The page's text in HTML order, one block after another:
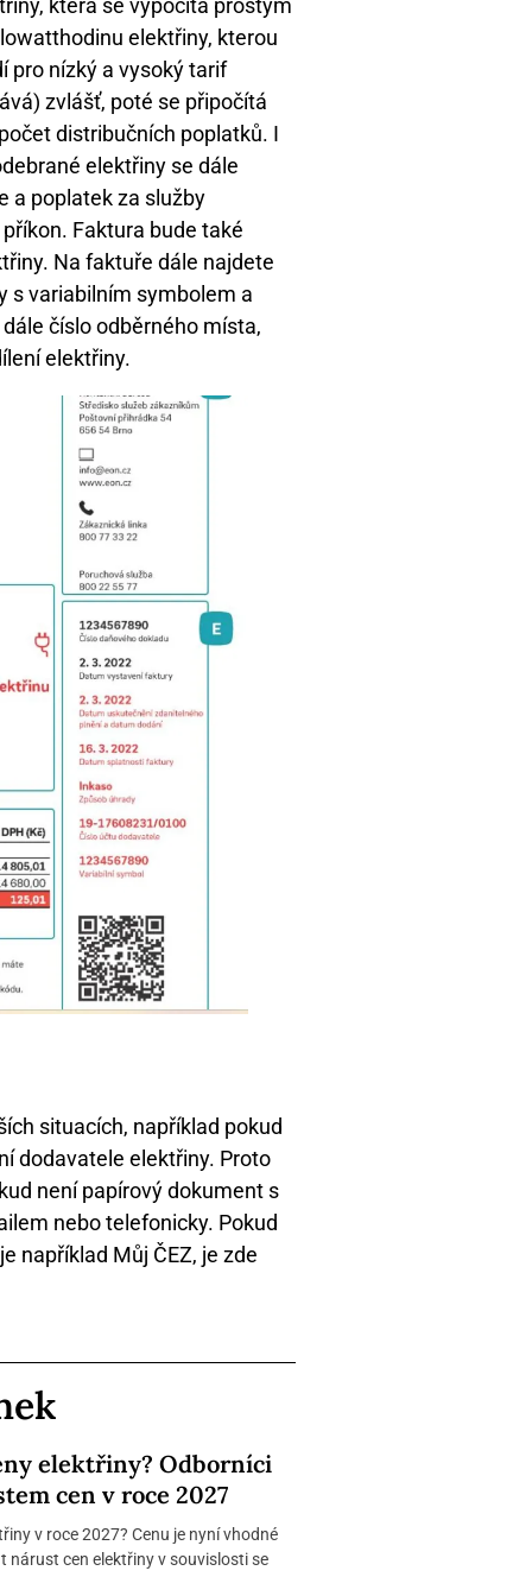
která se vypočítá prostým
elektřiny, kterou
pro nízký a vysoký tarif
zvlášť, poté se připočítá
distribučních poplatků. I
elektřiny se dále
a poplatek za služby
Faktura bude také
Na faktuře dále najdete
s variabilním symbolem a
číslo odběrného místa,
elektřiny.
situacích, například pokud
dodavatele elektřiny. Proto
není papírový dokument s
nebo telefonicky. Pokud
například Můj ČEZ, je zde
elektřiny? Odborníci
cen v roce 2027
v roce 2027? Cenu je nyní vhodné
nárust cen elektřiny v souvislosti se